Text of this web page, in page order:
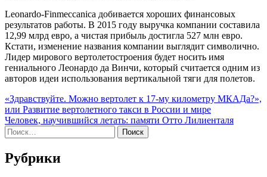
Leonardo-Finmeccanica добивается хороших финансовых
результатов работы. В 2015 году выручка компании составила
12,99 млрд евро, а чистая прибыль достигла 527 млн евро.
Кстати, изменение названия компании выглядит символично.
Лидер мирового вертолетостроения будет носить имя
гениального Леонардо да Винчи, который считается одним из
авторов идеи использования вертикальной тяги для полетов.
Навигация
по
записям
«Здравствуйте. Можно вертолет к 17-му километру МКАДа?»,
или Развитие вертолетного такси в России и мире
Человек, научившийся летать: памяти Отто Лилиенталя
Найти:
Рубрики